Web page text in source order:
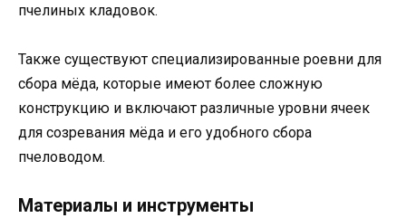
пчелиных кладовок.
Также существуют специализированные роевни для
сбора мёда, которые имеют более сложную
конструкцию и включают различные уровни ячеек
для созревания мёда и его удобного сбора
пчеловодом.
Материалы и инструменты